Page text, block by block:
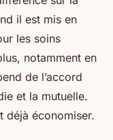
il est mis en
les soins
notamment en
de l’accord
et la mutuelle.
déjà économiser.